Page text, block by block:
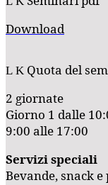
Download
Quota del
2 giornate
Giorno 1 dalle
9:00 alle 17:00
Servizi
Bevande, snack